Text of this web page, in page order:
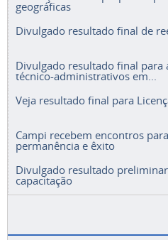
geográficas
Divulgado resultado final de
Divulgado resultado final para
técnico-administrativos em...
Veja resultado final para
Campi recebem encontros
permanência e êxito
Divulgado resultado
capacitação